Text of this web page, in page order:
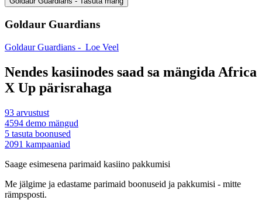
Goldaur Guardians
Goldaur Guardians - Loe Veel
Nendes kasiinodes saad sa mängida Africa
X Up pärisrahaga
93 arvustust
4594 demo mängud
5 tasuta boonused
2091 kampaaniad
Saage esimesena parimaid kasiino pakkumisi
Me jälgime ja edastame parimaid boonuseid ja pakkumisi - mitte
rämpsposti.